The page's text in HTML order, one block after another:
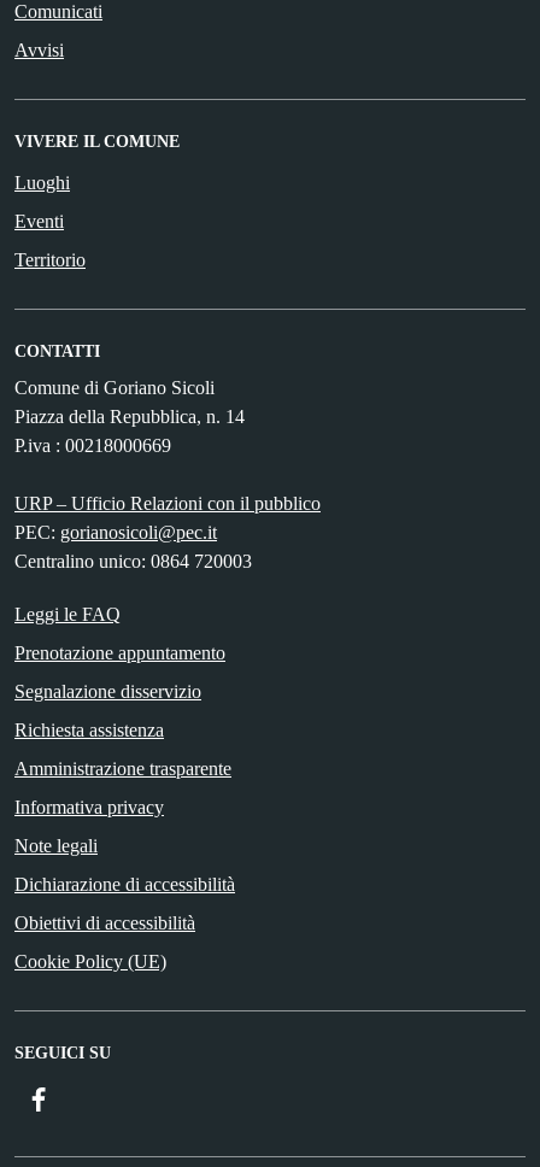
Comunicati
Avvisi
VIVERE IL COMUNE
Luoghi
Eventi
Territorio
CONTATTI
Comune di Goriano Sicoli
Piazza della Repubblica, n. 14
P.iva : 00218000669
URP – Ufficio Relazioni con il pubblico
PEC: gorianosicoli@pec.it
Centralino unico: 0864 720003
Leggi le FAQ
Prenotazione appuntamento
Segnalazione disservizio
Richiesta assistenza
Amministrazione trasparente
Informativa privacy
Note legali
Dichiarazione di accessibilità
Obiettivi di accessibilità
Cookie Policy (UE)
SEGUICI SU